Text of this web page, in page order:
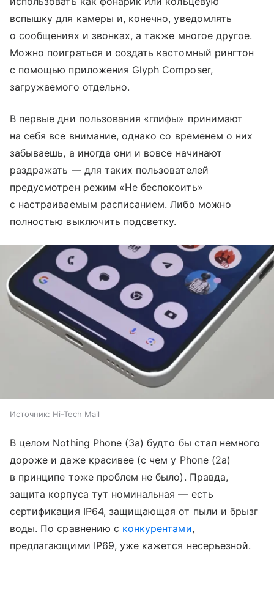
вспышку для камеры и, конечно, уведомлять
о сообщениях и звонках, а также многое другое.
Можно поиграться и создать кастомный рингтон
с помощью приложения Glyph Composer,
загружаемого отдельно.
В первые дни пользования «глифы» принимают
на себя все внимание, однако со временем о них
забываешь, а иногда они и вовсе начинают
раздражать — для таких пользователей
предусмотрен режим «Не беспокоить»
с настраиваемым расписанием. Либо можно
полностью выключить подсветку.
Источник: Hi-Tech Mail
В целом Nothing Phone (3a) будто бы стал немного
дороже и даже красивее (с чем у Phone (2a)
в принципе тоже проблем не было). Правда,
защита корпуса тут номинальная — есть
сертификация IP64, защищающая от пыли и брызг
воды. По сравнению с конкурентами,
предлагающими IP69, уже кажется несерьезной.